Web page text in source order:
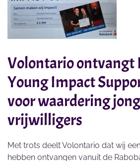
Volontario ontvangt
Young Impact
voor waardering
vrijwilligers
Met trots deelt Volontario dat wij
hebben ontvangen vanuit de